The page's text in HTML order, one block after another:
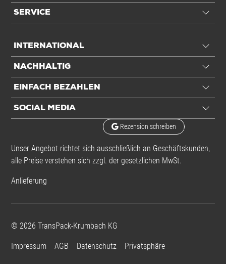
SERVICE
INTERNATIONAL
NACHHALTIG
EINFACH BEZAHLEN
SOCIAL MEDIA
Rezension schreiben
Unser Angebot richtet sich ausschließlich an Geschäftskunden,
alle Preise verstehen sich zzgl. der gesetzlichen MwSt.
Anlieferung
© 2026 TransPack-Krumbach KG
Impressum AGB Datenschutz Privatsphäre